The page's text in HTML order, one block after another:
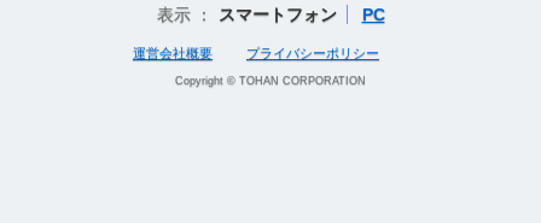
表示 ： スマートフォン PC
運営会社概要 プライバシーポリシー
Copyright © TOHAN CORPORATION